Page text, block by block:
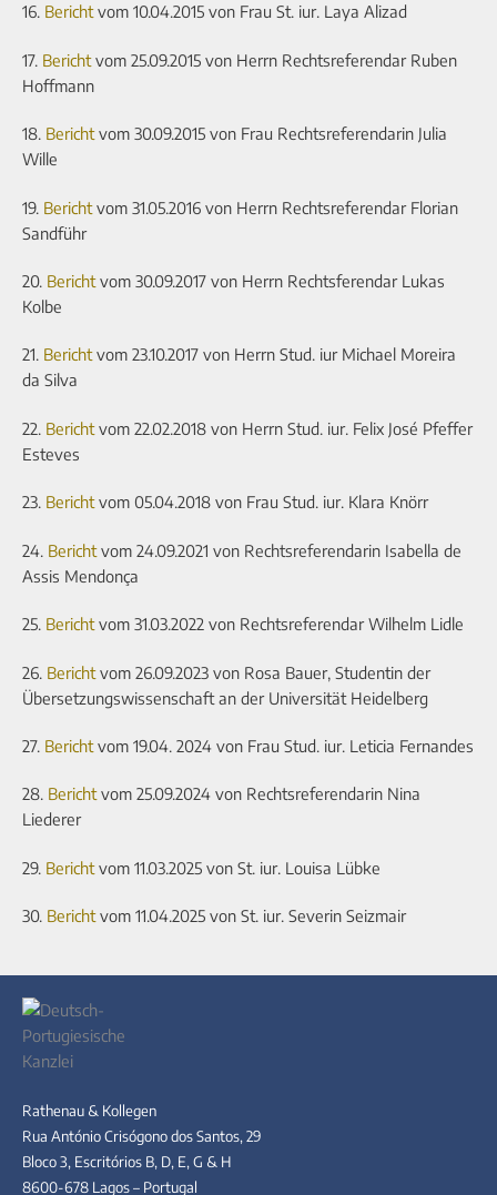
16. Berichtvom 10.04.2015 von Frau St. iur. Laya Alizad
17. Berichtvom 25.09.2015 von Herrn Rechtsreferendar Ruben
Hoffmann
18. Berichtvom 30.09.2015 von Frau Rechtsreferendarin Julia
Wille
19. Berichtvom 31.05.2016 von Herrn Rechtsreferendar Florian
Sandführ
20. Berichtvom 30.09.2017 von Herrn Rechtsferendar Lukas
Kolbe
21. Berichtvom 23.10.2017 von Herrn Stud. iur Michael Moreira
da Silva
22. Berichtvom 22.02.2018 von Herrn Stud. iur. Felix José Pfeffer
Esteves
23. Berichtvom 05.04.2018 von Frau Stud. iur. Klara Knörr
24. Berichtvom 24.09.2021 von Rechtsreferendarin Isabella de
Assis Mendonça
25. Berichtvom 31.03.2022 von Rechtsreferendar Wilhelm Lidle
26. Berichtvom 26.09.2023 von Rosa Bauer, Studentin der
Übersetzungswissenschaft an der Universität Heidelberg
27. Berichtvom 19.04. 2024 von Frau Stud. iur. Leticia Fernandes
28. Berichtvom 25.09.2024 von Rechtsreferendarin Nina
Liederer
29. Berichtvom 11.03.2025 von St. iur. Louisa Lübke
30. Berichtvom 11.04.2025 von St. iur. Severin Seizmair
Rathenau & Kollegen
Rua António Crisógono dos Santos, 29
Bloco 3, Escritórios B, D, E, G & H
8600-678 Lagos – Portugal